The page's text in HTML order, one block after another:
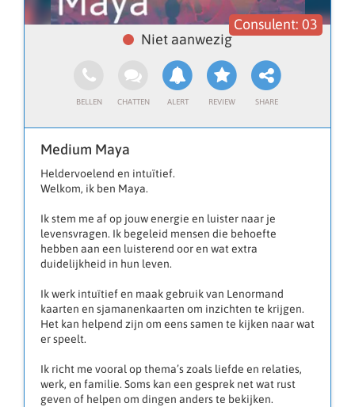
03
Medium Maya
Heldervoelend en intuïtief.
Welkom, ik ben Maya.
Ik stem me af op jouw energie en luister naar je
levensvragen. Ik begeleid mensen die behoefte
hebben aan een luisterend oor en wat extra
duidelijkheid in hun leven.
Ik werk intuïtief en maak gebruik van Lenormand
kaarten en sjamanenkaarten om inzichten te krijgen.
Het kan helpend zijn om eens samen te kijken naar wat
er speelt.
Ik richt me vooral op thema’s zoals liefde en relaties,
werk, en familie. Soms kan een gesprek net wat rust
geven of helpen om dingen anders te bekijken.